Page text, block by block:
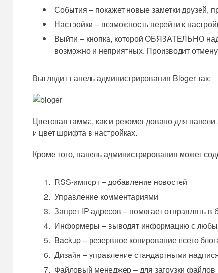
События – покажет новые заметки друзей,
Настройки – возможность перейти к
Выйти – кнопка, которой ОБЯЗАТЕЛЬНО
возможно и неприятных. Производит
Выглядит панель администрирования Bloger так:
Цветовая гамма, как и рекомендовано для
и цвет шрифта в настройках.
Кроме того, панель администрирования может
RSS-импорт – добавление новостей
Управление комментариями
Запрет IP-адресов – помогает отправлять в
Информеры – выводят информацию с
Backup – резервное копирование всего
Дизайн – управление стандартными
Файловый менеджер – для загрузки файлов